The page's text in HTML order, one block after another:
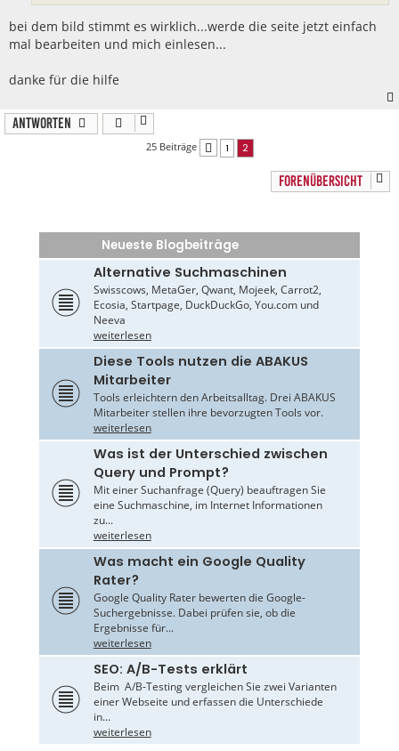
bei dem bild stimmt es wirklich...werde die seite jetzt einfach
mal bearbeiten und mich einlesen...
danke für die hilfe
Antworten
25 Beiträge Vorherige
1 2
FORENÜBERSICHT
Neueste Blogbeiträge
Alternative Suchmaschinen
Swisscows, MetaGer, Qwant, Mojeek, Carrot2,
Ecosia, Startpage, DuckDuckGo, You.com und
Neeva
weiterlesen
Diese Tools nutzen die ABAKUS
Mitarbeiter
Tools erleichtern den Arbeitsalltag. Drei ABAKUS
Mitarbeiter stellen ihre bevorzugten Tools vor.
weiterlesen
Was ist der Unterschied zwischen
Query und Prompt?
Mit einer Suchanfrage (Query) beauftragen Sie
eine Suchmaschine, im Internet Informationen
zu...
weiterlesen
Was macht ein Google Quality
Rater?
Google Quality Rater bewerten die Google-
Suchergebnisse. Dabei prüfen sie, ob die
Ergebnisse für...
weiterlesen
SEO: A/B-Tests erklärt
Beim A/B-Testing vergleichen Sie zwei Varianten
einer Webseite und erfassen die Unterschiede
in...
weiterlesen